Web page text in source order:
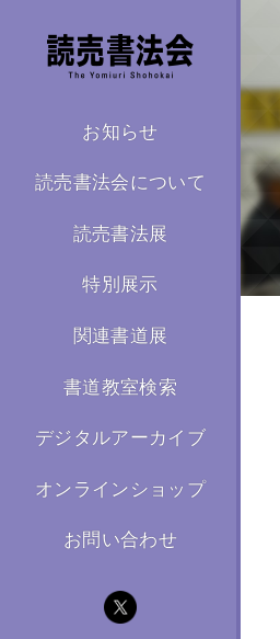
お知らせ
読売書法会について
読売書法展
特別展示
関連書道展
書道教室検索
デジタルアーカイブ
オンラインショップ
お問い合わせ